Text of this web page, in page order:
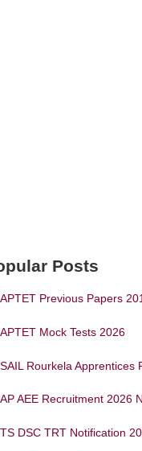
Posts
APTET Previous Papers
APTET Mock Tests 2026
SAIL Rourkela Apprentices
AP AEE Recruitment 2026
TS DSC TRT Notification